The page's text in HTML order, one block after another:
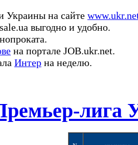
Украины на сайте
выгодно и удобно.
на портале JOB.ukr.net.
Интер на неделю.
лига